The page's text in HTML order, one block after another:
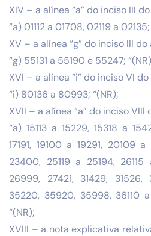
XIV – a alínea “a” do inciso III
“a) 01112 a 01708, 02119 a
XV – a alínea “g” do inciso III
“g) 55131 a 55190 e 55247;
XVI – a alínea “i” do inciso VI
“i) 80136 a 80993; “(NR);
XVII – a alínea “a” do inciso
“a) 15113 a 15229, 15318 a
17191, 19100 a 19291, 20109
23400, 25119 a 25194,
26999, 27421, 31429,
35220, 35920, 35998, 36110
“(NR);
XVIII – a nota explicativa